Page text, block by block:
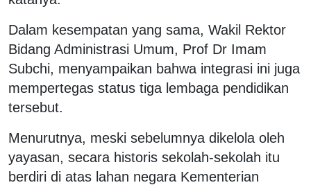
Dalam kesempatan yang sama, Wakil Rektor
Bidang Administrasi Umum, Prof Dr Imam
Subchi, menyampaikan bahwa integrasi ini juga
mempertegas status tiga lembaga pendidikan
tersebut.
Menurutnya, meski sebelumnya dikelola oleh
yayasan, secara historis sekolah-sekolah itu
berdiri di atas lahan negara Kementerian